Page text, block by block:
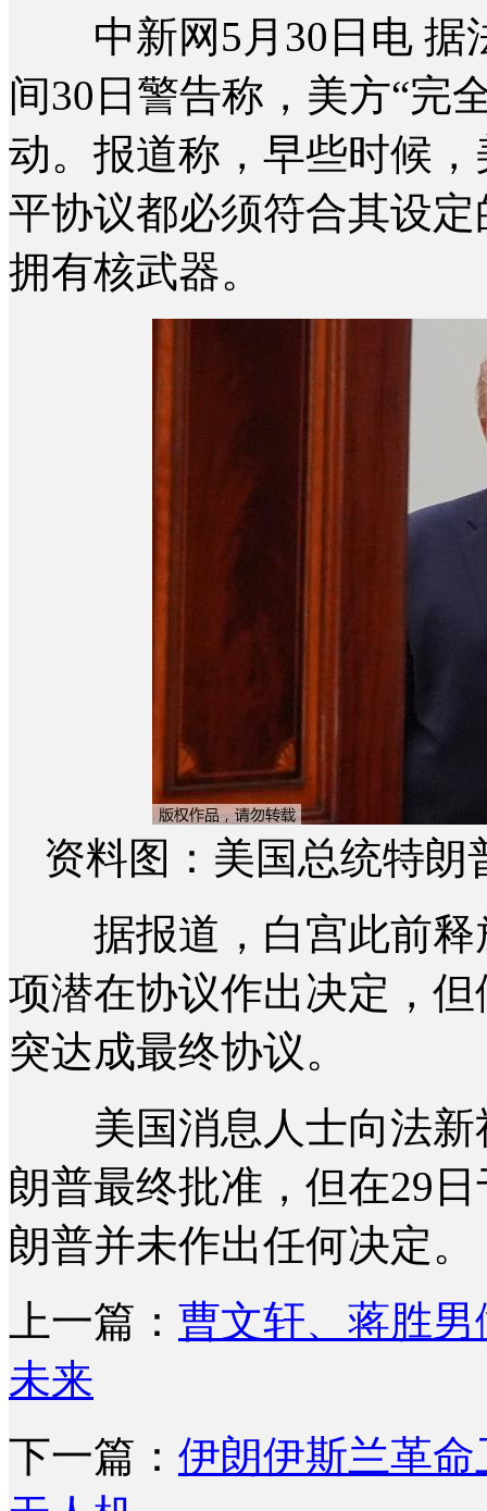
中新网5月30日电 据
间30日警告称，美方“完
动。报道称，早些时候
平协议都必须符合其设
拥有核武器。
资料图：美国总统特
据报道，白宫此前释
项潜在协议作出决定，
突达成最终协议。
美国消息人士向法新
朗普最终批准，但在29
朗普并未作出任何决定。
上一篇： 曹文轩、蒋胜
未来
下一篇： 伊朗伊斯兰革